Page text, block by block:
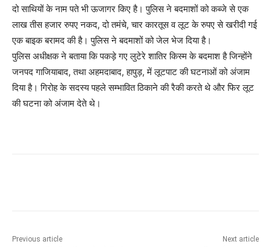
दो साथियों के नाम पते भी ऊजागर किए है। पुलिस ने बदमाशों को कब्जे से एक
लाख तीस हजार रुपए नकद, दो तमंचे, चार कारतूस व लूट के रुपए से खरीदी गई
एक बाइक बरामद की है। पुलिस ने बदमाशों को जेल भेज दिया है।
पुलिस अधीक्षक ने बताया कि पकड़े गए लुटेरे शातिर किस्म के बदमाश है जिन्होंने
जनपद गाजियाबाद, तथा अहमदाबाद, हापुड़, में लूटपाट की घटनाओं को अंजाम
दिया है। गिरोह के सदस्य पहले सम्भावित ठिकाने की रैकी करते थे और फिर लूट
की घटना को अंजाम देते थे।
Previous article Next article